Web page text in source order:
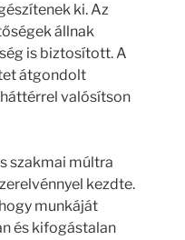
ki. Az
állnak
is biztosított. A
átgondolt
valósítson
szakmai múltra
kezdte.
munkáját
és kifogástalan